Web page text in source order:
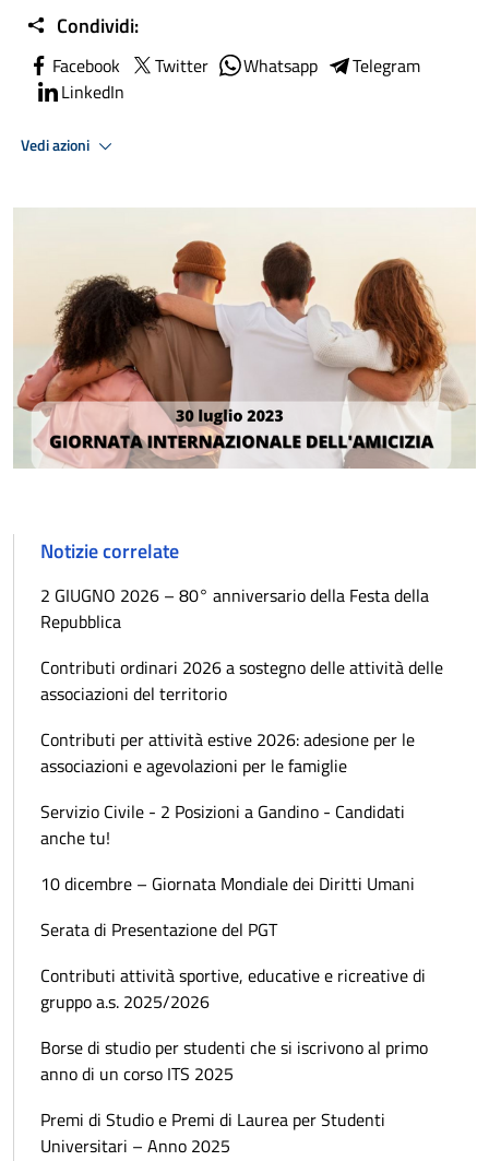
Condividi:
Facebook Twitter Whatsapp
Telegram
LinkedIn
Vedi azioni
Notizie correlate
2 GIUGNO 2026 – 80° anniversario della Festa della
Repubblica
Contributi ordinari 2026 a sostegno delle attività delle
associazioni del territorio
Contributi per attività estive 2026: adesione per le
associazioni e agevolazioni per le famiglie
Servizio Civile - 2 Posizioni a Gandino - Candidati
anche tu!
10 dicembre – Giornata Mondiale dei Diritti Umani
Serata di Presentazione del PGT
Contributi attività sportive, educative e ricreative di
gruppo a.s. 2025/2026
Borse di studio per studenti che si iscrivono al primo
anno di un corso ITS 2025
Premi di Studio e Premi di Laurea per Studenti
Universitari – Anno 2025